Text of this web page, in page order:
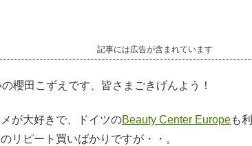
記事には広告が含まれています
櫻田こずえです、皆さまごきげんよう！
が大好きで、ドイツのBeauty Center Europeも
リピート買いばかりですが・・。